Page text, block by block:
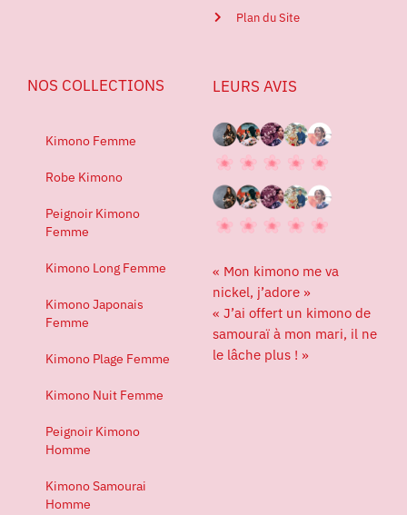
Plan du Site
NOS COLLECTIONS
Kimono Femme
Robe Kimono
Peignoir Kimono
Femme
Kimono Long Femme
Kimono Japonais
Femme
Kimono Plage Femme
Kimono Nuit Femme
Peignoir Kimono
Homme
Kimono Samourai
Homme
LEURS AVIS
« Mon kimono me va
nickel, j’adore »
« J’ai offert un kimono de
samouraï à mon mari, il ne
le lâche plus ! »